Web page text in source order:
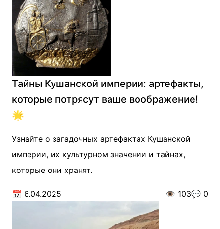
Тайны Кушанской империи: артефакты,
которые потрясут ваше воображение!
🌟
Узнайте о загадочных артефактах Кушанской
империи, их культурном значении и тайнах,
которые они хранят.
📅 6.04.2025 👁️ 103💬 0